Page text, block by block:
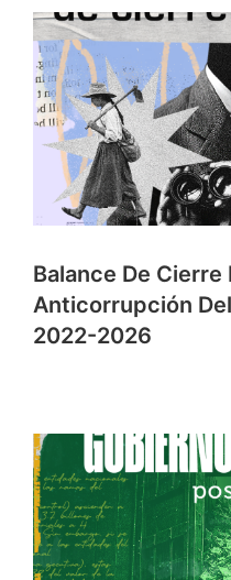
Balance De
Anticorrupción
2022-2026